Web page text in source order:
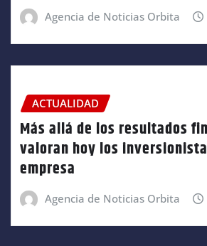
Agencia de Noticias Orbita
ACTUALIDAD
Más allá de los resultados
valoran hoy los
empresa
Agencia de Noticias Orbita